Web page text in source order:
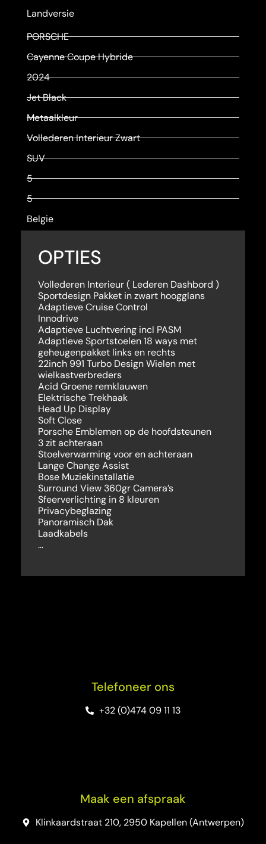
Landversie
PORSCHE
Cayenne Coupe Hybride
2024
Jet Black
Metaalkleur
Vollederen Interieur Zwart
SUV
5
5
Belgie
OPTIES
Vollederen Interieur ( Lederen Dashbord )
Sportdesign Pakket in zwart hoogglans
Adaptieve Cruise Control
Innodrive
Adaptieve Luchtvering incl PASM
Adaptieve Sportstoelen 18 ways met
geheugenpakket links en rechts
22inch 991 Turbo Design Wielen met
wielkastverbreders
Acid Groene remklauwen
Elektrische Trekhaak
Head Up Display
Soft Close
Porsche Emblemen op de hoofdsteunen
3 zit achteraan
Stoelverwarming voor en achteraan
Lange Change Assist
Bose Muziekinstallatie
Surround View 360gr Camera’s
Sfeerverlichting in 8 kleuren
Privacybeglazing
Panoramisch Dak
Laadkabels
…
Telefoneer ons
+32 (0)474 09 11 13
Maak een afspraak
Klinkaardstraat 210, 2950 Kapellen (Antwerpen)